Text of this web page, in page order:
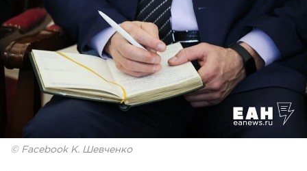
© Facebook К. Шевченко